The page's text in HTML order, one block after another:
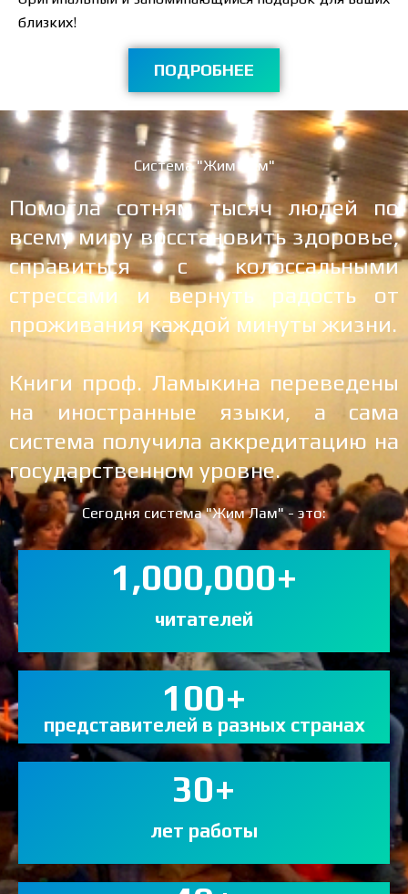
близких!
ПОДРОБНЕЕ
Система "Жим Лам"
Помогла сотням тысяч людей по
всему миру восстановить здоровье,
справиться с колоссальными
стрессами и вернуть радость от
проживания каждой минуты жизни.
Книги проф. Ламыкина переведены
на иностранные языки, а сама
система получила аккредитацию на
государственном уровне.
Сегодня система "Жим Лам" - это:
читателей
1,000,000+
представителей в разных странах
100+
лет работы
30+